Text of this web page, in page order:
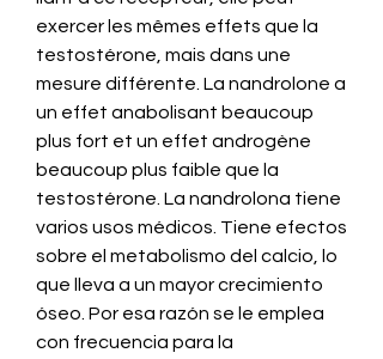
exercer les mêmes effets que la
testostérone, mais dans une
mesure différente. La nandrolone a
un effet anabolisant beaucoup
plus fort et un effet androgène
beaucoup plus faible que la
testostérone. La nandrolona tiene
varios usos médicos. Tiene efectos
sobre el metabolismo del calcio, lo
que lleva a un mayor crecimiento
óseo. Por esa razón se le emplea
con frecuencia para la